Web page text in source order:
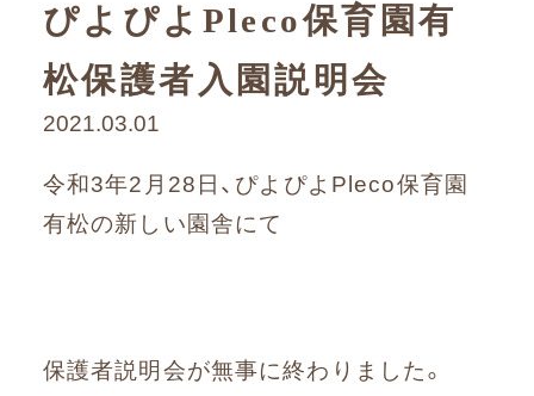
会社案内
お問い合わせ
受付時間 9:30〜17:30（土日祝除く）
ぴよぴよPleco保育園有
松保護者入園説明会
2021.03.01
令和3年2月28日、ぴよぴよPleco保育園
有松の新しい園舎にて
保護者説明会が無事に終わりました。